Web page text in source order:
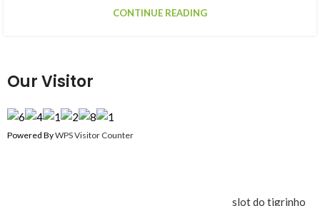
CONTINUE READING
Our Visitor
Powered ByWPS Visitor Counter
slot do tigrinho